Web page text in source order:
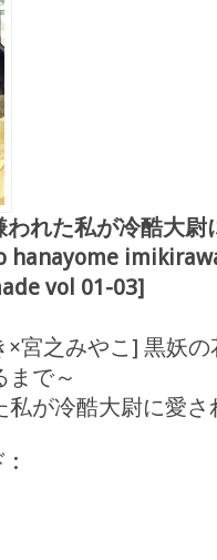
れた私が冷酷大尉
hanayome
vol 01-03]
宮之みやこ] 黒妖
まで～
が冷酷大尉に愛さ
: